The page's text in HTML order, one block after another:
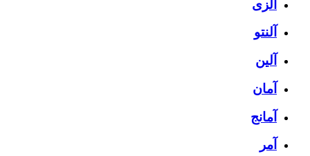
آلزی
آلنتو
آلین
آمان
آمانج
آمر